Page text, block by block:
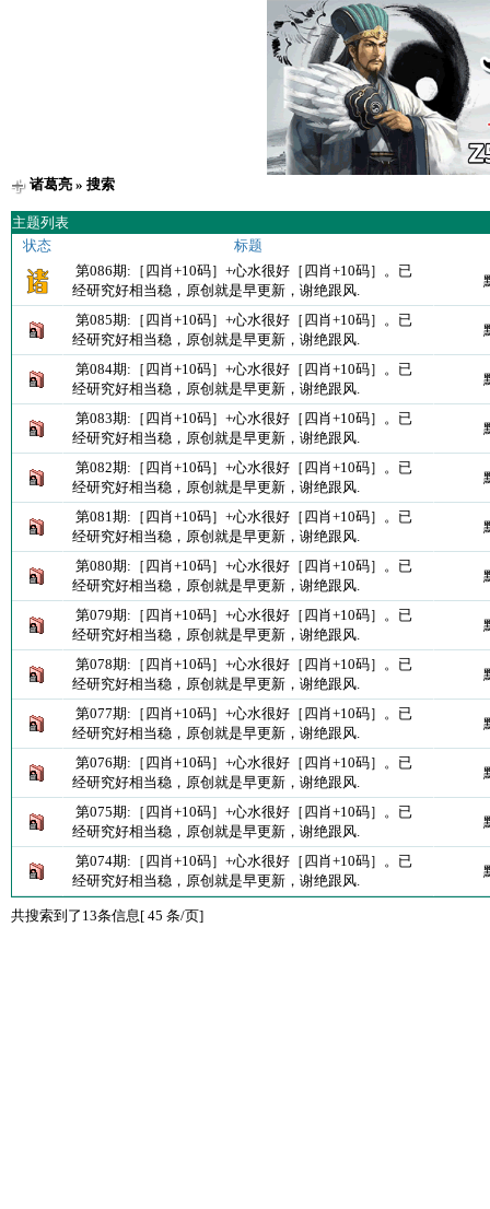
诸葛亮» 搜索
主题列表
状态
标题
第086期:［四肖+10码］+心水很好［四肖+10码］。已
经研究好相当稳，原创就是早更新，谢绝跟风.
第085期:［四肖+10码］+心水很好［四肖+10码］。已
经研究好相当稳，原创就是早更新，谢绝跟风.
第084期:［四肖+10码］+心水很好［四肖+10码］。已
经研究好相当稳，原创就是早更新，谢绝跟风.
第083期:［四肖+10码］+心水很好［四肖+10码］。已
经研究好相当稳，原创就是早更新，谢绝跟风.
第082期:［四肖+10码］+心水很好［四肖+10码］。已
经研究好相当稳，原创就是早更新，谢绝跟风.
第081期:［四肖+10码］+心水很好［四肖+10码］。已
经研究好相当稳，原创就是早更新，谢绝跟风.
第080期:［四肖+10码］+心水很好［四肖+10码］。已
经研究好相当稳，原创就是早更新，谢绝跟风.
第079期:［四肖+10码］+心水很好［四肖+10码］。已
经研究好相当稳，原创就是早更新，谢绝跟风.
第078期:［四肖+10码］+心水很好［四肖+10码］。已
经研究好相当稳，原创就是早更新，谢绝跟风.
第077期:［四肖+10码］+心水很好［四肖+10码］。已
经研究好相当稳，原创就是早更新，谢绝跟风.
第076期:［四肖+10码］+心水很好［四肖+10码］。已
经研究好相当稳，原创就是早更新，谢绝跟风.
第075期:［四肖+10码］+心水很好［四肖+10码］。已
经研究好相当稳，原创就是早更新，谢绝跟风.
第074期:［四肖+10码］+心水很好［四肖+10码］。已
经研究好相当稳，原创就是早更新，谢绝跟风.
共搜索到了13条信息[ 45 条/页]